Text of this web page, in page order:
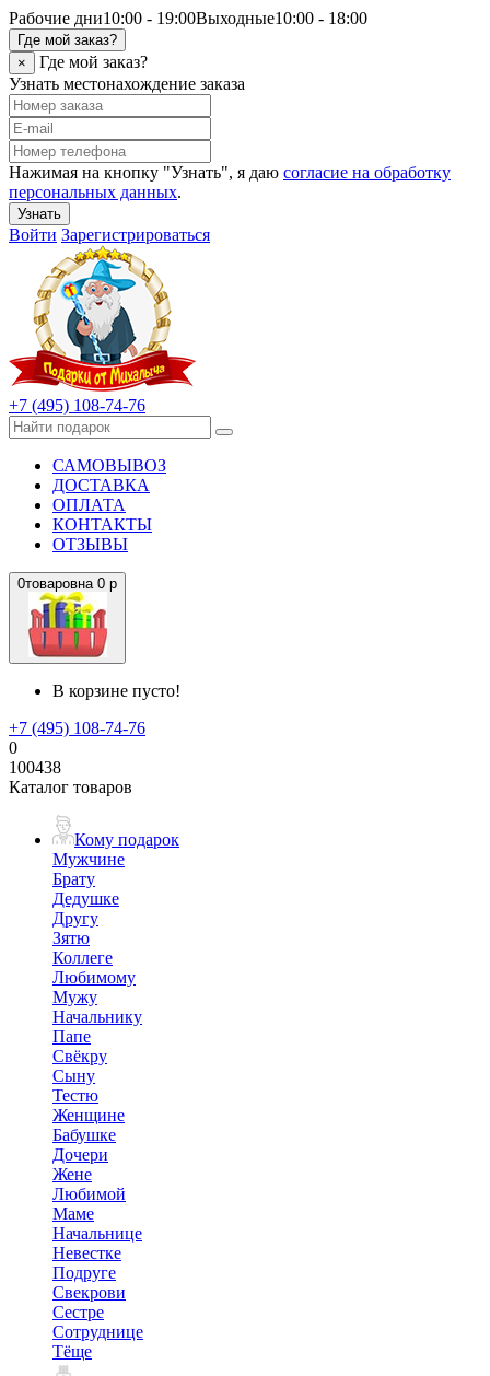
Рабочие дни10:00 - 19:00Выходные10:00 - 18:00
Где мой заказ?
×
Где мой заказ?
Узнать местонахождение заказа
Нажимая на кнопку "Узнать", я даю согласие на обработку
персональных данных.
Узнать
Войти Зарегистрироваться
+7 (495) 108-74-76
САМОВЫВОЗ
ДОСТАВКА
ОПЛАТА
КОНТАКТЫ
ОТЗЫВЫ
0товаровна 0 р
В корзине пусто!
+7 (495) 108-74-76
0
100438
Каталог товаров
Кому подарок
Мужчине
Брату
Дедушке
Другу
Зятю
Коллеге
Любимому
Мужу
Начальнику
Папе
Свёкру
Сыну
Тестю
Женщине
Бабушке
Дочери
Жене
Любимой
Маме
Начальнице
Невестке
Подруге
Свекрови
Сестре
Сотруднице
Тёще